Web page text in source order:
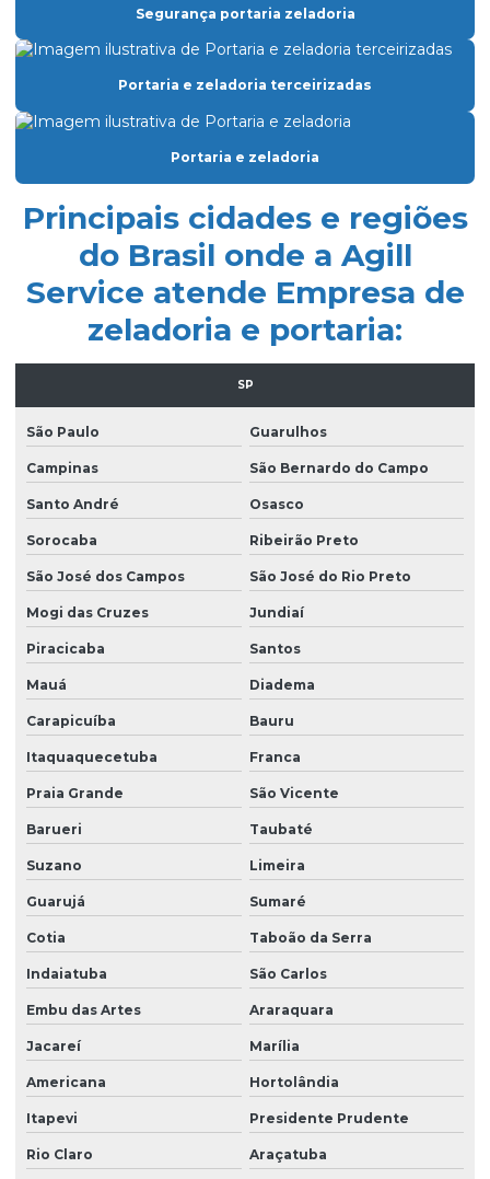
Empresa de facilities prediais
Empresa de limpeza de fachada de prédio
Empresa de limpeza de fachadas
Empresa de limpeza facility
Empresa de limpeza pós obra
Empresa de limpeza pós obra são paulo
Empresa de limpeza terceirizada
Empresa de limpeza de vidros
Empresa limpeza de vidros em altura
Empresa de limpeza de vidros e fachadas
Empresa de limpeza de vidros e fachadas sp
Empresa de limpeza de vidros e janelas
Empresa de manutenção predial
Empresa de portaria e limpeza
Empresa de portaria e recepção
Empresa de serviço terceirizado
Empresa de serviços terceirizados
Empresa de serviços terceirizados de limpeza
Empresa de terceirização de limpeza
Empresa de terceirização de mão de obra
Empresa terceirização recepcionista
Empresa de terceirização de serviços gerais
Empresa de terceirização de serviços de limpeza
Segurança portaria zeladoria
Portaria e zeladoria terceirizadas
Portaria e zeladoria
Principais cidades e regiões
do Brasil onde a Agill
Service atende Empresa de
zeladoria e portaria:
SP
São Paulo Guarulhos
Campinas São Bernardo do Campo
Santo André Osasco
Sorocaba Ribeirão Preto
São José dos Campos São José do Rio Preto
Mogi das Cruzes Jundiaí
Piracicaba Santos
Mauá Diadema
Carapicuíba Bauru
Itaquaquecetuba Franca
Praia Grande São Vicente
Barueri Taubaté
Suzano Limeira
Guarujá Sumaré
Cotia Taboão da Serra
Indaiatuba São Carlos
Embu das Artes Araraquara
Jacareí Marília
Americana Hortolândia
Itapevi Presidente Prudente
Rio Claro Araçatuba